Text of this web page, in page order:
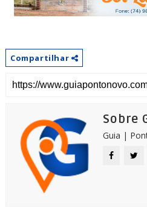
Compartilhar
Sobre
Guia |